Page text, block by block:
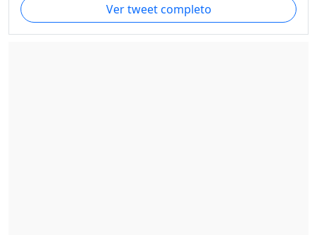
Ver tweet completo